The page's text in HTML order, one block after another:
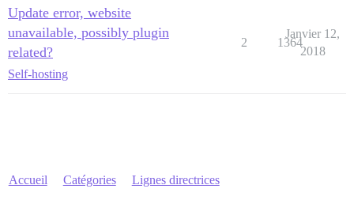
Update error, website
unavailable, possibly plugin
related?
Self-hosting
2 1364
Janvier 12,
2018
Accueil Catégories Lignes directrices